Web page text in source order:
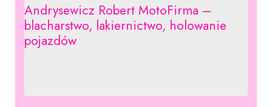
Andrysewicz Robert MotoFirma –
blacharstwo, lakiernictwo, holowanie
pojazdów